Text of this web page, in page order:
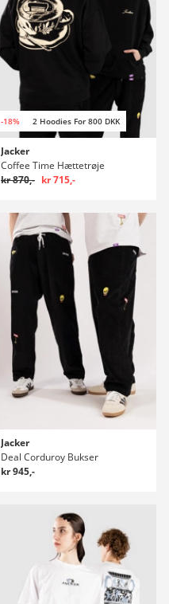
-18% 2 Hoodies For 800 DKK
Jacker
Coffee Time Hættetrøje
kr 870,- kr 715,-
Jacker
Deal Corduroy Bukser
kr 945,-